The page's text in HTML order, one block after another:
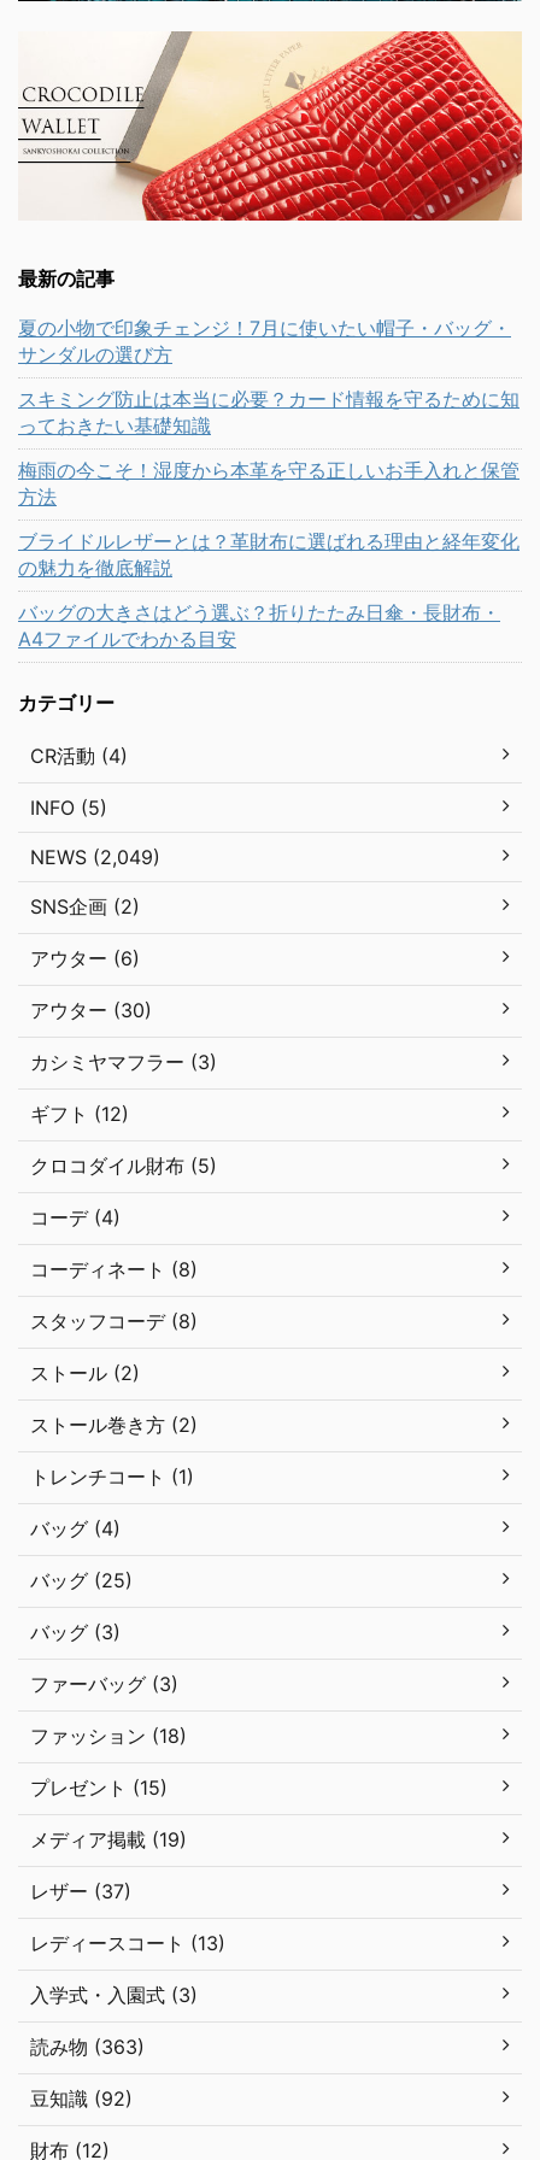
最新の記事
夏の小物で印象チェンジ！7月に使いたい帽子・バッグ・
サンダルの選び方
スキミング防止は本当に必要？カード情報を守るために知
っておきたい基礎知識
梅雨の今こそ！湿度から本革を守る正しいお手入れと保管
方法
ブライドルレザーとは？革財布に選ばれる理由と経年変化
の魅力を徹底解説
バッグの大きさはどう選ぶ？折りたたみ日傘・長財布・
A4ファイルでわかる目安
カテゴリー
CR活動 (4)
INFO (5)
NEWS (2,049)
SNS企画 (2)
アウター (6)
アウター (30)
カシミヤマフラー (3)
ギフト (12)
クロコダイル財布 (5)
コーデ (4)
コーディネート (8)
スタッフコーデ (8)
ストール (2)
ストール巻き方 (2)
トレンチコート (1)
バッグ (4)
バッグ (25)
バッグ (3)
ファーバッグ (3)
ファッション (18)
プレゼント (15)
メディア掲載 (19)
レザー (37)
レディースコート (13)
入学式・入園式 (3)
読み物 (363)
豆知識 (92)
財布 (12)